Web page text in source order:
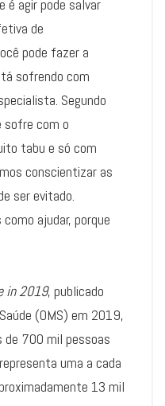
é agir pode salvar
de
pode fazer a
sofrendo com
Segundo
sofre com o
tabu e só com
conscientizar as
ser evitado.
ajudar, porque
in 2019, publicado
(OMS) em 2019,
de 700 mil pessoas
uma a cada
13 mil